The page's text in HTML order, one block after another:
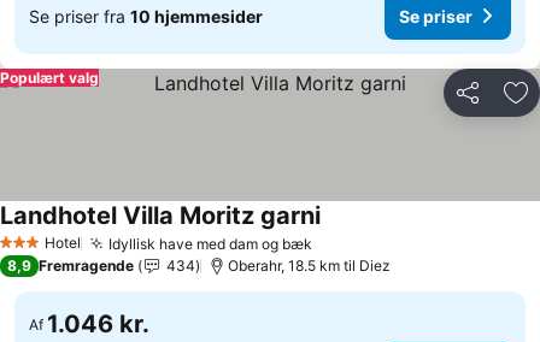
Se priser fra 10 hjemmesider Se priser
Del
Populært valg
3 StjernerHotel Idyllisk have med dam og bæk
Landhotel Villa Moritz garni
8,9 Fremragende 434 Oberahr, 18.5 km til Diez
Af 1.046 kr.